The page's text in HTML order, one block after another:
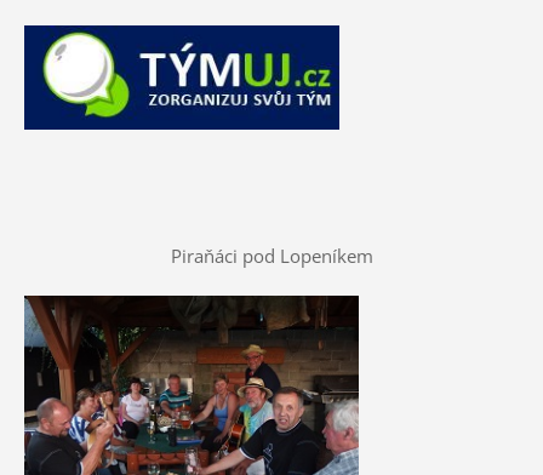
Piraňáci pod Lopeníkem